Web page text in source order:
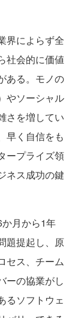
界によらず全
社会的に価値
ある。モノの
やソーシャル
さを増してい
早く自信をも
ープライズ領
ネス成功の鍵
月から1年
題提起し、原
セス、チーム
ーの協業がし
るソフトウェ